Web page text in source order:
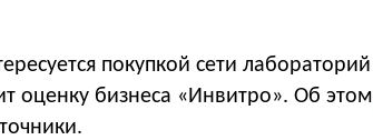
покупкой сети лабораторий
оценку бизнеса «Инвитро». Об этом